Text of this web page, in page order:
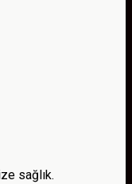
sağlık.